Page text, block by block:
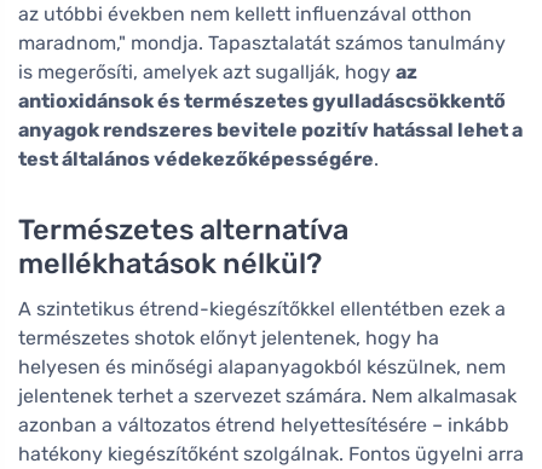
az utóbbi években nem kellett influenzával otthon
maradnom," mondja. Tapasztalatát számos tanulmány
is megerősíti, amelyek azt sugallják, hogy az
antioxidánsok és természetes gyulladáscsökkentő
anyagok rendszeres bevitele pozitív hatással lehet a
test általános védekezőképességére.
Természetes alternatíva
mellékhatások nélkül?
A szintetikus étrend-kiegészítőkkel ellentétben ezek a
természetes shotok előnyt jelentenek, hogy ha
helyesen és minőségi alapanyagokból készülnek, nem
jelentenek terhet a szervezet számára. Nem alkalmasak
azonban a változatos étrend helyettesítésére – inkább
hatékony kiegészítőként szolgálnak. Fontos ügyelni arra